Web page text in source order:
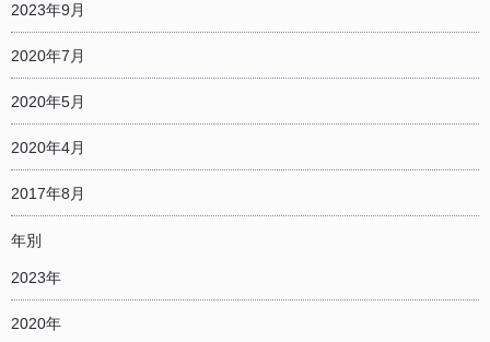
2023年9月
2020年7月
2020年5月
2020年4月
2017年8月
年別
2023年
2020年